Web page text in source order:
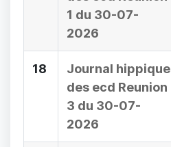
1 du 30-07-
2026
18
Journal hippique
des ecd Reunion
3 du 30-07-
2026